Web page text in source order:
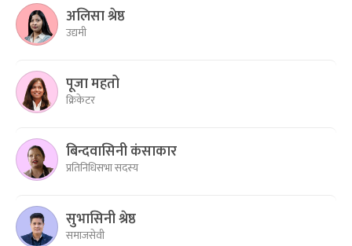
अलिसा श्रेष्ठ
उद्यमी
पूजा महतो
क्रिकेटर
बिन्दवासिनी कंसाकार
प्रतिनिधिसभा सदस्य
सुभासिनी श्रेष्ठ
समाजसेवी